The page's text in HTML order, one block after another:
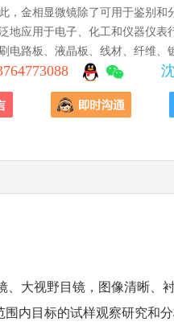
，金相显微镜除了可用于鉴别
地应用于电子、化工和仪器仪表
电路板、液晶板、线材、纤维
作。金相显微镜也适合医药、农
、大视野目镜，图像清晰、
内目标的试样观察研究和